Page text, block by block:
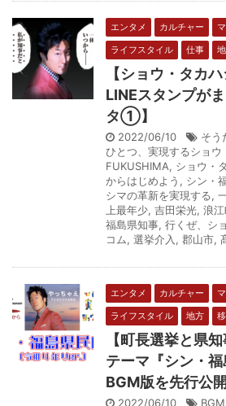
エンタメ カルチャー
ライフスタイル
仕事
【ショウ・タカ
LINEスタンプが
タ①】
2022/06/10 そう
ひとつ、実現するショウ
FUKUSHIMA, ショウ・
からはじめよう , シン・
シマの革新を実現する,
上最年少, 吉田栄光, 浪
福島県知事, 行くぜ、シ
コム, 選挙介入 , 郡山市,
エンタメ カルチャー
ライフスタイル
地方
【町長選挙と県
テーマ『シン・
BGM版を先行公開
2022/06/10 BGM